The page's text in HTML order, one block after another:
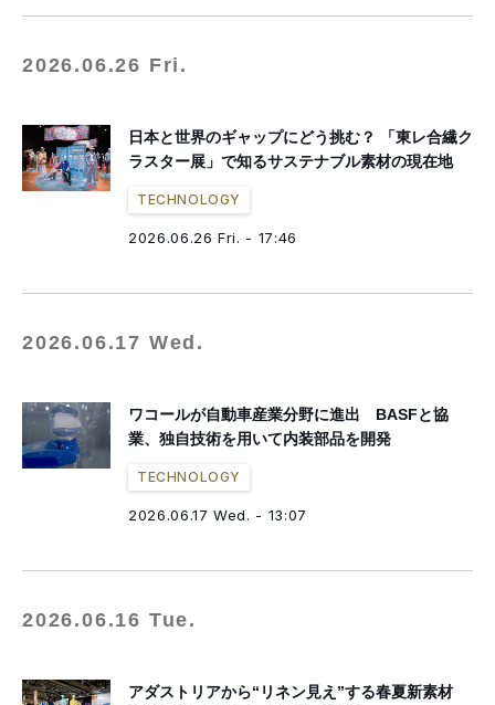
2026.06.26 Fri.
日本と世界のギャップにどう挑む？ 「東レ合繊ク
ラスター展」で知るサステナブル素材の現在地
TECHNOLOGY
2026.06.26 Fri. - 17:46
2026.06.17 Wed.
ワコールが自動車産業分野に進出 BASFと協
業、独自技術を用いて内装部品を開発
TECHNOLOGY
2026.06.17 Wed. - 13:07
2026.06.16 Tue.
アダストリアから“リネン見え”する春夏新素材